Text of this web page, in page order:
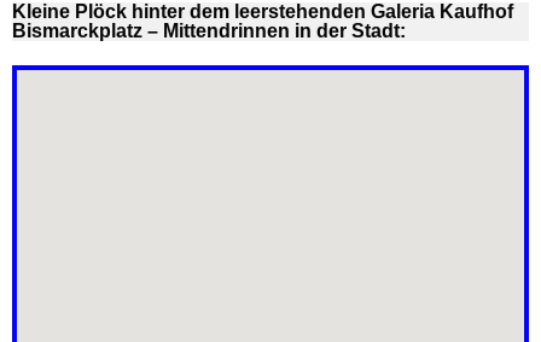
Kleine Plöck hinter dem leerstehenden Galeria Kaufhof
Bismarckplatz – Mittendrinnen in der Stadt: